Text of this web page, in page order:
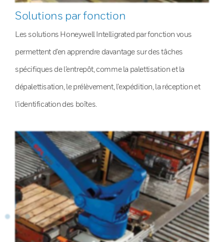
Solutions par fonction
Les solutions Honeywell Intelligrated par fonction vous
permettent d’en apprendre davantage sur des tâches
spécifiques de l’entrepôt, comme la palettisation et la
dépalettisation, le prélèvement, l’expédition, la réception et
l’identification des boîtes.